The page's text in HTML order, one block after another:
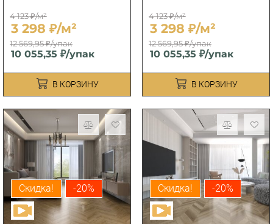
4 123 ₽/м²
3 298 ₽/м²
12 569,95 ₽/упак
10 055,35 ₽/упак
В КОРЗИНУ
4 123 ₽/м²
3 298 ₽/м²
12 569,95 ₽/упак
10 055,35 ₽/упак
В КОРЗИНУ
Скидка! -20% Скидка! -20%